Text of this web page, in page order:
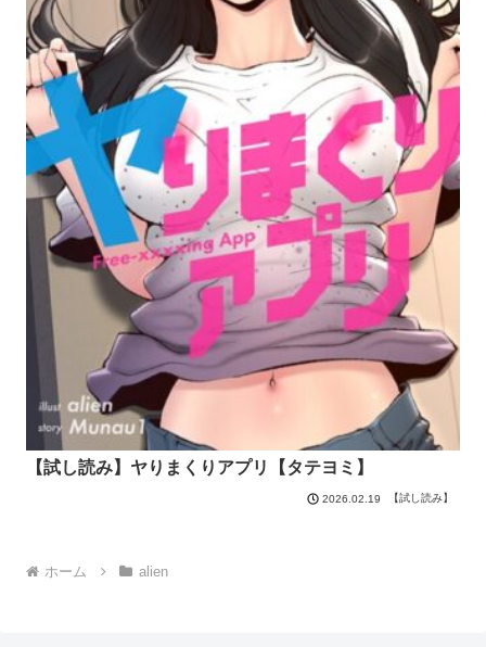
【試し読み】ヤりまくりアプリ【タテヨミ】
2026.02.19 【試し読み】
ホーム alien